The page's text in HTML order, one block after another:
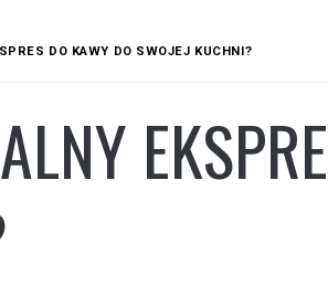
DO KAWY DO SWOJEJ KUCHNI?